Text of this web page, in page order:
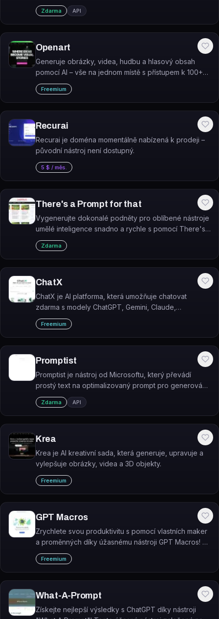
vyhledávání v historii chatu a podporu ChatGPT
pluginů.
Zdarma API
Openart
Generuje obrázky, videa, hudbu a hlasový obsah
pomocí AI – vše na jednom místě s přístupem k 100+
modelům.
Freemium
Recurai
Recurai je doména momentálně nabízená k prodeji –
původní nástroj není dostupný.
5 $ / měs.
There's a Prompt for that
Vygenerujte dokonalé podněty pro oblíbené nástroje
umělé inteligence snadno a rychle s pomocí There's
a Prompt for that.
Zdarma
ChatX
ChatX je AI platforma, která umožňuje chatovat
zdarma s modely ChatGPT, Gemini, Claude,
DeepSeek a Grok bez registrace.
Freemium
Promptist
Promptist je nástroj od Microsoftu, který převádí
prostý text na optimalizovaný prompt pro generování
obrázků ve Stable Diffusion.
Zdarma API
Krea
Krea je AI kreativní sada, která generuje, upravuje a
vylepšuje obrázky, videa a 3D objekty.
Freemium
GPT Macros
Zrychlete svou produktivitu s pomocí vlastních maker
a proměnných díky úžasnému nástroji GPT Macros! S
tímto nástrojem budete mít neuvěřitelnou sílu v rukou.
A co je nejlepší? Je k dispozici zdarma!
Freemium
What-A-Prompt
Získejte nejlepší výsledky s ChatGPT díky nástroji